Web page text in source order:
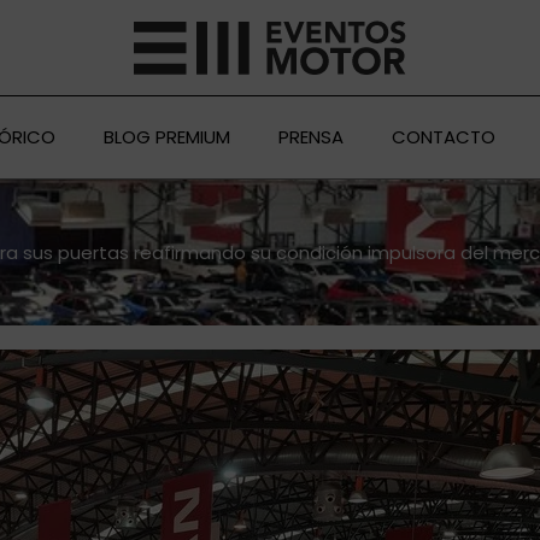
BLOG PREMIUM PRENSA CONTACTO
sus puertas reafirmando su condición impulsora del